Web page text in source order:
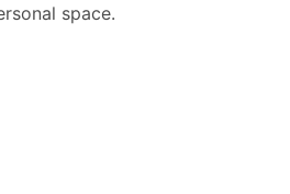
space.